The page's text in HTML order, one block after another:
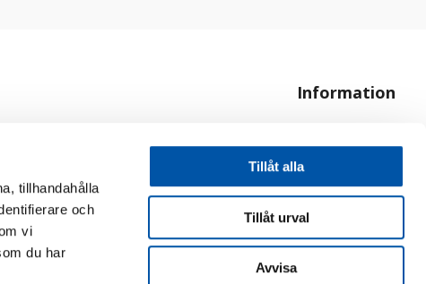
tillhandahålla
och
vi
du har
Tillåt alla
Tillåt urval
Avvisa
Information
Hur handlar jag?